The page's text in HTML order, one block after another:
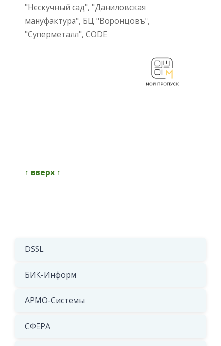
"Нескучный сад", "Даниловская
мануфактура", БЦ "Воронцовъ",
"Суперметалл", CODE
↑ вверх ↑
DSSL
БИК-Информ
АРМО-Системы
СФЕРА